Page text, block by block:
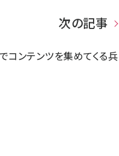
次の記事
コンテンツを集めてくる兵